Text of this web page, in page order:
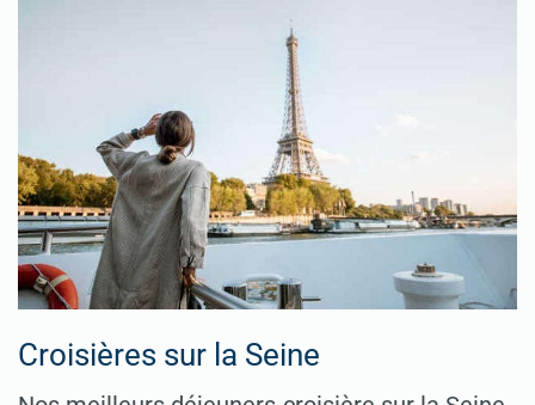
Croisières sur la Seine